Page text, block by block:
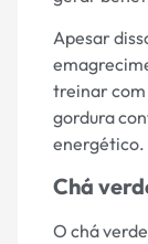
Apesar
treinar com
gordura
energético.
Chá
O chá